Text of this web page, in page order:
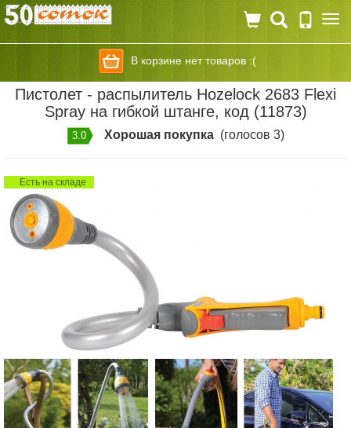
В корзине нет товаров :(
Пистолет - распылитель Hozelock 2683 Flexi
Spray на гибкой штанге, код (11873)
3.0 Хорошая покупка (голосов 3)
Есть на складе